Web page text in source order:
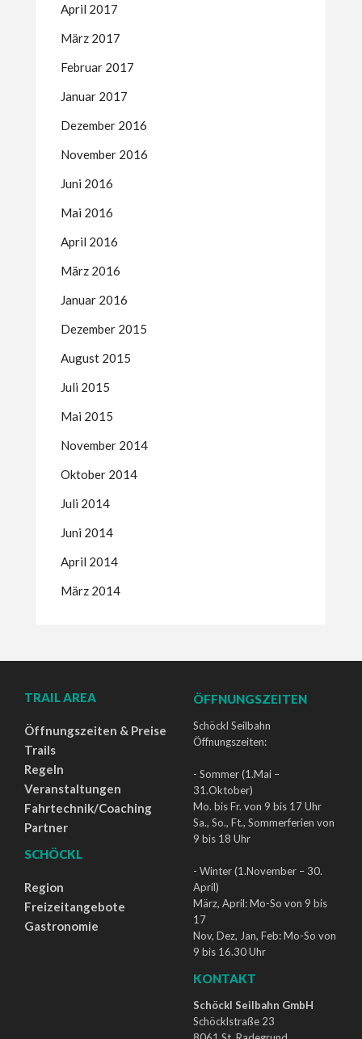
April 2017
März 2017
Februar 2017
Januar 2017
Dezember 2016
November 2016
Juni 2016
Mai 2016
April 2016
März 2016
Januar 2016
Dezember 2015
August 2015
Juli 2015
Mai 2015
November 2014
Oktober 2014
Juli 2014
Juni 2014
April 2014
März 2014
TRAIL AREA
Öffnungszeiten & Preise
Trails
Regeln
Veranstaltungen
Fahrtechnik/Coaching
Partner
SCHÖCKL
Region
Freizeitangebote
Gastronomie
ÖFFNUNGSZEITEN
Schöckl Seilbahn
Öffnungszeiten:
- Sommer (1.Mai –
31.Oktober)
Mo. bis Fr. von 9 bis 17 Uhr
Sa., So., Ft., Sommerferien von
9 bis 18 Uhr
- Winter (1.November – 30.
April)
März, April: Mo-So von 9 bis
17
Nov, Dez, Jan, Feb: Mo-So von
9 bis 16.30 Uhr
KONTAKT
Schöckl Seilbahn GmbH
Schöcklstraße 23